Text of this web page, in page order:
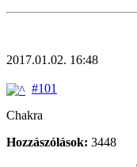
2017.01.02. 16:48
#101
Chakra
Hozzászólások: 3448